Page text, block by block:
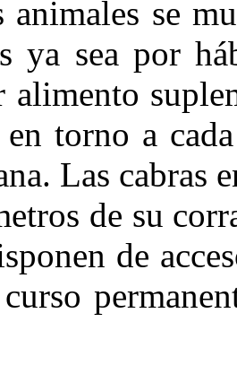
se
ya sea por
alimento
en torno a
Las cabras
de su
de